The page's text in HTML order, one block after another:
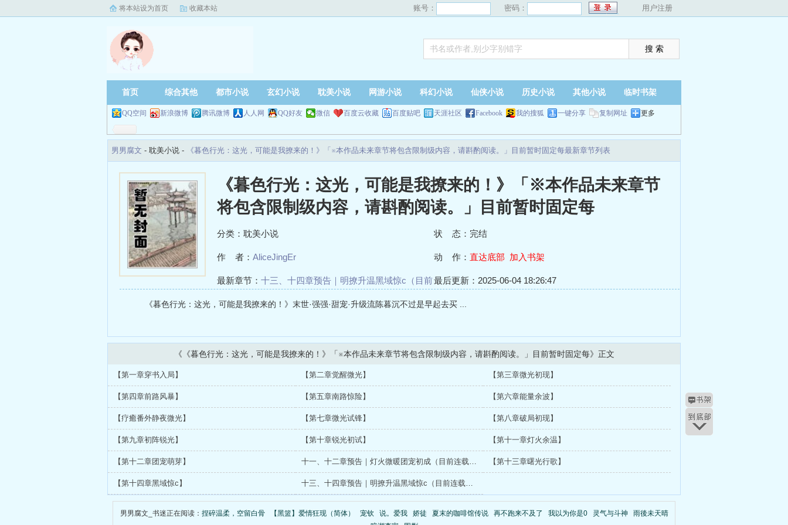
将本站设为首页 收藏本站 账号： 密码： 用户注册
首页 综合其他 都市小说 玄幻小说 耽美小说 网游小说 科幻小说 仙侠小说 历史小说 其他小说 临时书架
QQ空间 新浪微博 腾讯微博 人人网 QQ好友 微信 百度云收藏 百度贴吧 天涯社区 Facebook 我的搜狐 一键分享 复制网址 更多
男男腐文 - 耽美小说 - 《暮色行光：这光，可能是我撩来的！》「※本作品未来章节将包含限制级内容，请斟酌阅读。」目前暂时固定每最新章节列表
《暮色行光：这光，可能是我撩来的！》「※本作品未来章节
将包含限制级内容，请斟酌阅读。」目前暂时固定每
分类：耽美小说 状 态：完结
作 者： AliceJingEr 动 作： 直达底部 加入书架
最新章节： 十三、十四章预告｜明撩升温黑域惊c（目前最后更新：2025-06-04 18:26:47
《暮色行光：这光，可能是我撩来的！》末世·强强·甜宠·升级流陈暮沉不过是早起去买 ...
《《暮色行光：这光，可能是我撩来的！》「※本作品未来章节将包含限制级内容，请斟酌阅读。」目前暂时固定每》正文
【第一章穿书入局】 【第二章觉醒微光】 【第三章微光初现】
【第四章前路风暴】 【第五章南路惊险】 【第六章能量余波】
【疗癒番外静夜微光】 【第七章微光试锋】 【第八章破局初现】
【第九章初阵锐光】 【第十章锐光初试】 【第十一章灯火余温】
【第十二章团宠萌芽】 十一、十二章预告｜灯火微暖团宠初成（目前连载至第十章，#十一、十二章将於下周二早上8点更新！） 【第十三章曙光行歌】
【第十四章黑域惊c】 十三、十四章预告｜明撩升温黑域惊c（目前连载至第十二章，#十三、十四章将於明天早上8点更新！）
男男腐文_书迷正在阅读： 捏碎温柔，空留白骨 【黑篮】爱情狂现（简体） 宠钦 说。爱我 娇徒 夏末的咖啡馆传说 再不跑来不及了 我以为你是0 灵气与斗神
雨後未天晴